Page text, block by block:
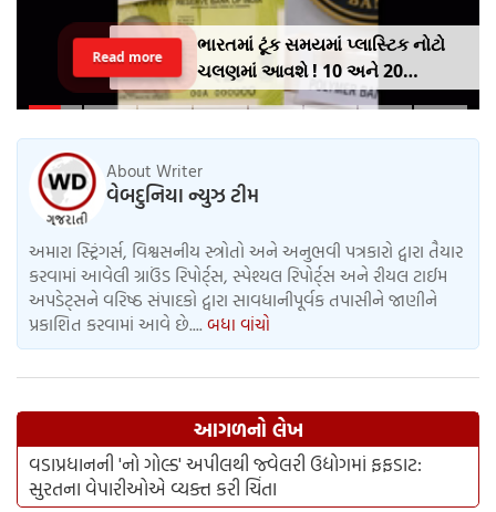
ભારતમાં ટૂંક સમયમાં પ્લાસ્ટિક નોટો
ચલણમાં આવશે ! 10 અને 20
રૂપિયાની નોટથી થશે શરૂઆત,
Read more
About Writer
વેબદુનિયા ન્યુઝ ટીમ
અમારા સ્ટ્રિંગર્સ, વિશ્વસનીય સ્ત્રોતો અને અનુભવી પત્રકારો દ્વારા તૈયાર
કરવામાં આવેલી ગ્રાઉંડ રિપોર્ટ્સ, સ્પેશ્યલ રિપોર્ટ્સ અને રીયલ ટાઈમ
અપડેટ્સને વરિષ્ઠ સંપાદકો દ્વારા સાવધાનીપૂર્વક તપાસીને જાણીને
પ્રકાશિત કરવામાં આવે છે.... બધા વાંચો
આગળનો લેખ
વડાપ્રધાનની 'નો ગોલ્ડ' અપીલથી જ્વેલરી ઉદ્યોગમાં ફફડાટ:
સુરતના વેપારીઓએ વ્યક્ત કરી ચિંતા